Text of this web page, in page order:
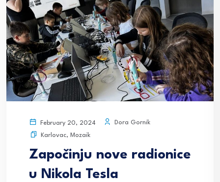
February 20, 2024
Dora Gornik
Karlovac, Mozaik
Započinju nove radionice
u Nikola Tesla